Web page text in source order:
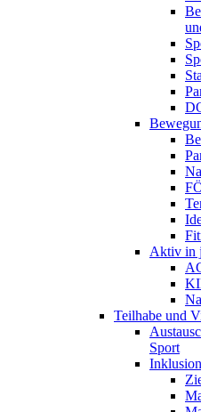
Aktiv in
Teilhabe und
Sport
Inklusion